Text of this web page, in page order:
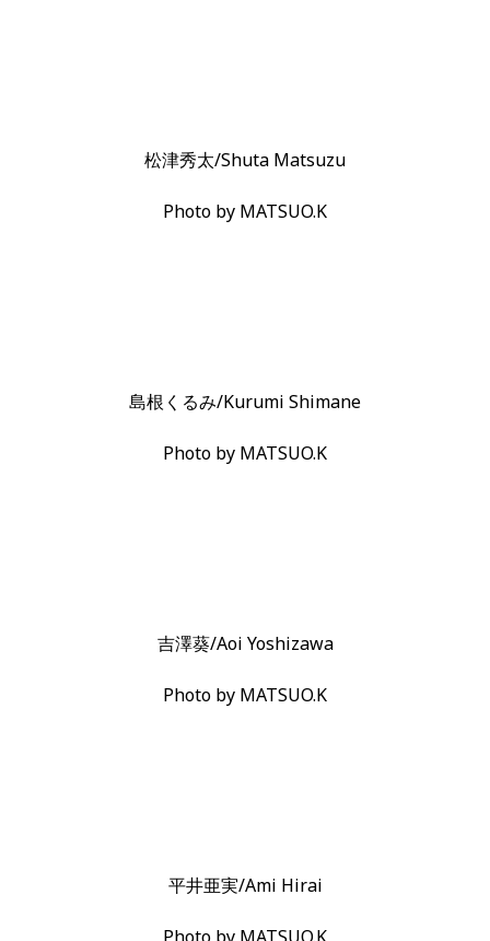
松津秀太/Shuta Matsuzu
Photo by MATSUO.K
島根くるみ/Kurumi Shimane
Photo by MATSUO.K
吉澤葵/Aoi Yoshizawa
Photo by MATSUO.K
平井亜実/Ami Hirai